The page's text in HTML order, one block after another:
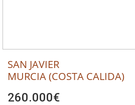
SAN JAVIER
MURCIA (COSTA CALIDA)
260.000€